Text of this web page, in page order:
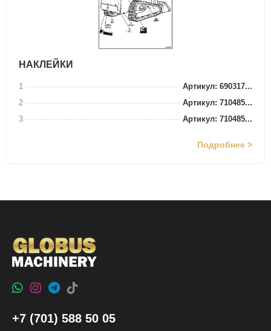
НАКЛЕЙКИ
1
Артикул: 690317...
2
Артикул: 710485...
3
Артикул: 710485...
Подробнее >
+7 (701) 588 50 05